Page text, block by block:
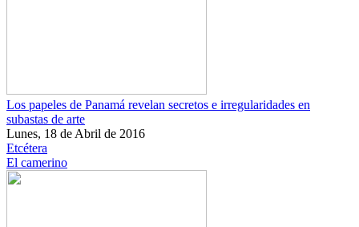
Los papeles de Panamá revelan secretos e irregularidades en
subastas de arte
Lunes, 18 de Abril de 2016
Etcétera
El camerino